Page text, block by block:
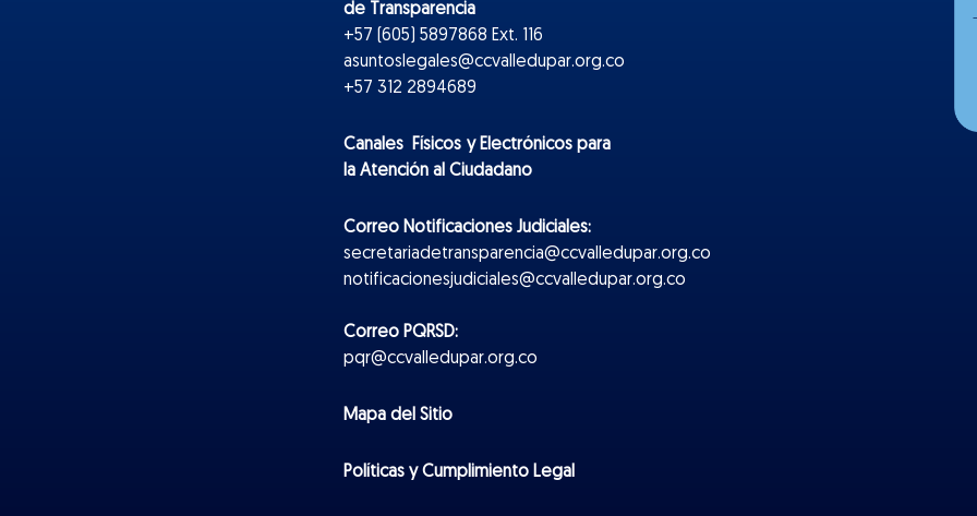
de Transparencia
+57 (605) 5897868 Ext. 116
asuntoslegales@ccvalledupar.org.co
+57 312 2894689
Canales Físicos yElectrónicospara
la Atención al Ciudadano
Correo Notificaciones Judiciales:
secretariadetransparencia@ccvalledupar.org.co
notificacionesjudiciales@ccvalledupar.org.co
Correo PQRSD:
pqr@ccvalledupar.org.co
Mapa del Sitio
Políticas y Cumplimiento Legal